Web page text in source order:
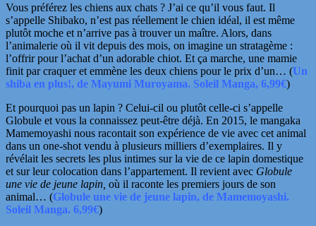
Vous préférez les chiens aux chats ? J’ai ce qu’il vous faut. Il
s’appelle Shibako, n’est pas réellement le chien idéal, il est même
plutôt moche et n’arrive pas à trouver un maître. Alors, dans
l’animalerie où il vit depuis des mois, on imagine un stratagème :
l’offrir pour l’achat d’un adorable chiot. Et ça marche, une mamie
finit par craquer et emmène les deux chiens pour le prix d’un… (Un
shiba en plus!, de Mayumi Muroyama. Soleil Manga, 6,99€)
Et pourquoi pas un lapin ? Celui-cil ou plutôt celle-ci s’appelle
Globule et vous la connaissez peut-être déjà. En 2015, le mangaka
Mamemoyashi nous racontait son expérience de vie avec cet animal
dans un one-shot vendu à plusieurs milliers d’exemplaires. Il y
révélait les secrets les plus intimes sur la vie de ce lapin domestique
et sur leur colocation dans l’appartement. Il revient avec Globule
une vie de jeune lapin, où il raconte les premiers jours de son
animal… (Globule une vie de jeune lapin, de Mamemoyashi.
Soleil Manga. 6,99€)